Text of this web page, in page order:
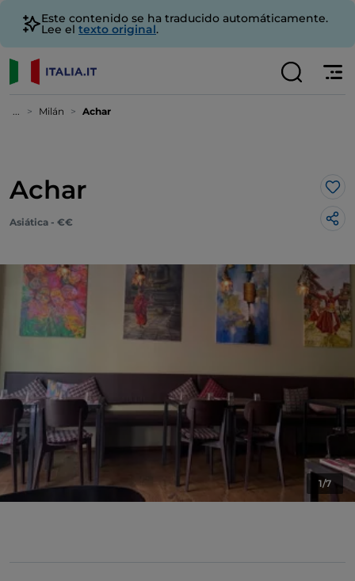
Este contenido se ha traducido automáticamente.
Lee el texto original.
... Milán Achar
Achar Me
Asiática - €€
1/7